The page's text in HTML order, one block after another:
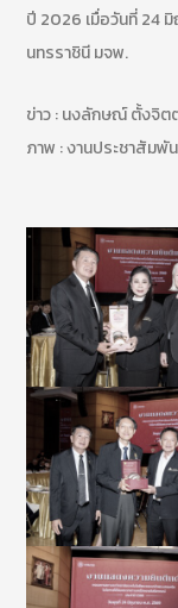
ปี 2026 เมื่อวันที่ 24
นทรราชินี มจพ.
ข่าว : นงลักษณ์ ตั้งจิต
ภาพ : งานประชาสัมพั